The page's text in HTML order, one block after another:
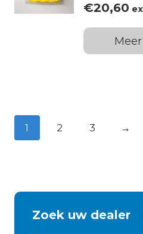
€20,60
1 2 3 →
Zoek uw dealer